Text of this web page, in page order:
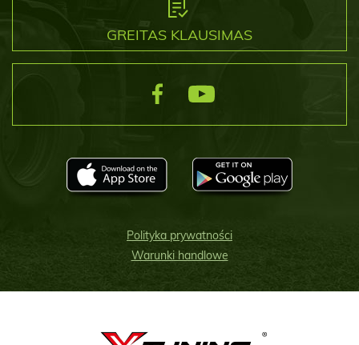
GREITAS KLAUSIMAS
Polityka prywatności
Warunki handlowe